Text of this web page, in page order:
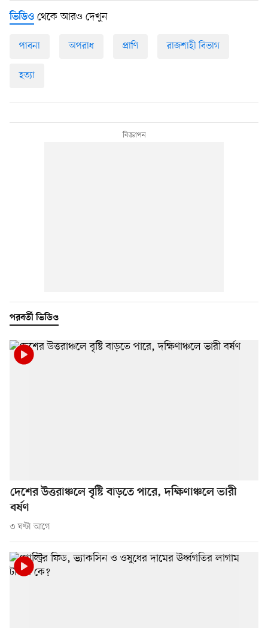
ভিডিও থেকে আরও দেখুন
পাবনা অপরাধ প্রাণি রাজশাহী বিভাগ
হত্যা
পরবর্তী ভিডিও
দেশের উত্তরাঞ্চলে বৃষ্টি বাড়তে পারে, দক্ষিণাঞ্চলে ভারী
বর্ষণ
৩ ঘণ্টা আগে